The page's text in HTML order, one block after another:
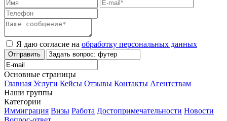
Я даю согласие на обработку персональных данных
Отправить
Основные страницы
Главная Услуги Кейсы Отзывы Контакты Агентствам
Наши группы
Категории
Иммиграция Визы Работа Достопримечательности Новости